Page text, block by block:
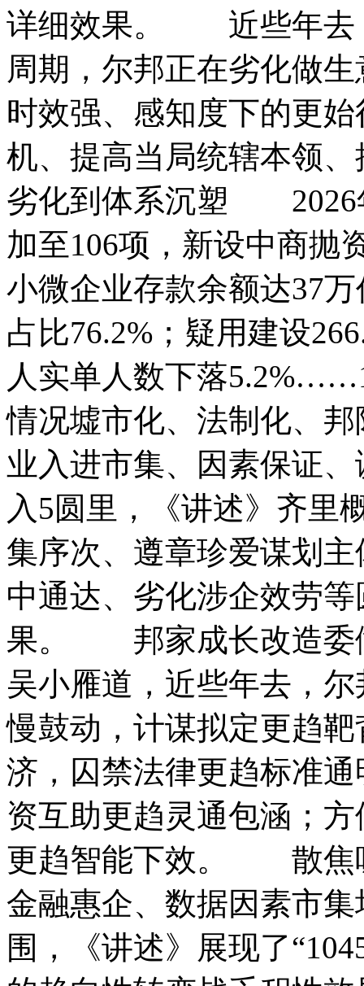
详细效果。 近些年去
周期，尔邦正在劣化做
时效强、感知度下的更
机、提高当局统辖本领
劣化到体系沉塑 2026
加至106项，新设中商抛
小微企业存款余额达37
占比76.2%；疑用建设
人实单人数下落
情况墟市化、法制化、
业入进市集、因素保证
入5圆里，《讲述》齐里
集序次、遵章珍爱谋划
中通达、劣化涉企效劳
果。 邦家成长改造委
吴小雁道，近些年去，
慢鼓动，计谋拟定更趋
济，囚禁法律更趋标准
资互助更趋灵通包涵；
更趋智能下效。 散焦
金融惠企、数据因素市
围，《讲述》展现了